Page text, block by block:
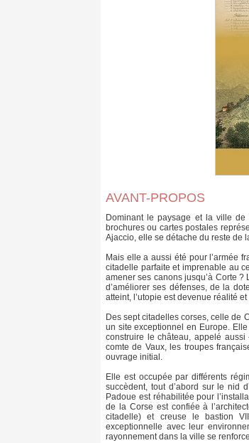
AVANT-PROPOS
Dominant le paysage et la ville
brochures ou cartes postales
Ajaccio, elle se détache du reste de
Mais elle a aussi été pour l’armée
citadelle parfaite et imprenable au
amener ses canons jusqu’à Corte
d’améliorer ses défenses, de la
atteint, l’utopie est devenue réalité
Des sept citadelles corses, celle de
un site exceptionnel en Europe.
construire le château, appelé
comte de Vaux, les troupes
ouvrage initial.
Elle est occupée par différents
succèdent, tout d’abord sur le nid
Padoue est réhabilitée pour
de la Corse est confiée à
citadelle) et creuse le bastion
exceptionnelle avec leur
rayonnement dans la ville se